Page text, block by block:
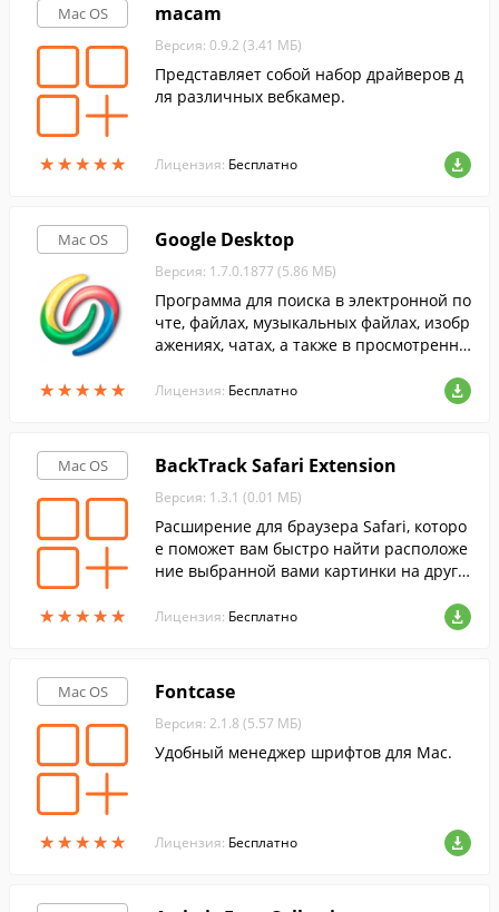
Mac OS
★★★★★
★★★★★
macam
Версия: 0.9.2 (3.41 МБ)
Представляет собой набор драйверов д
ля различных вебкамер.
Лицензия: Бесплатно
Mac OS
★★★★★
★★★★★
Google Desktop
Версия: 1.7.0.1877 (5.86 МБ)
Программа для поиска в электронной по
чте, файлах, музыкальных файлах, изобр
ажениях, чатах, а также в просмотренны
Лицензия: Бесплатно
Mac OS
★★★★★
★★★★★
BackTrack Safari Extension
Версия: 1.3.1 (0.01 МБ)
Расширение для браузера Safari, которо
е поможет вам быстро найти расположе
ние выбранной вами картинки на други
Лицензия: Бесплатно
Mac OS
★★★★★
★★★★★
Fontcase
Версия: 2.1.8 (5.57 МБ)
Удобный менеджер шрифтов для Mac.
Лицензия: Бесплатно